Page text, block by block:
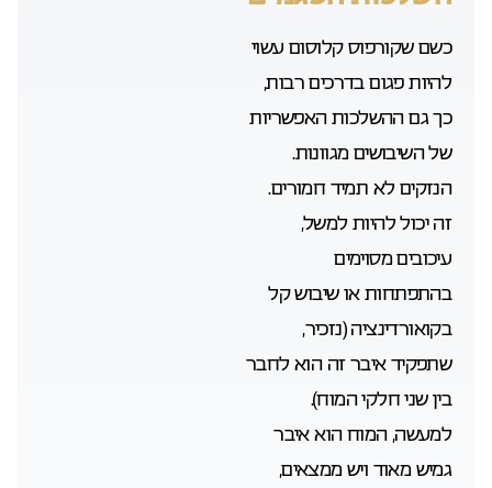
כשם שקורפוס קלוסום עשוי
להיות פגום בדרכים רבות,
כך גם ההשלכות האפשריות
של השיבושים מגוונות.
הנזקים לא תמיד חמורים.
זה יכול להיות למשל,
עיכובים מסוימים
בהתפתחות או שיבוש קל
בקואורדינציה (נזכיר,
שתפקיד איבר זה הוא לחבר
בין שני חלקי המוח).
למעשה, המוח הוא איבר
גמיש מאוד ויש ממצאים,